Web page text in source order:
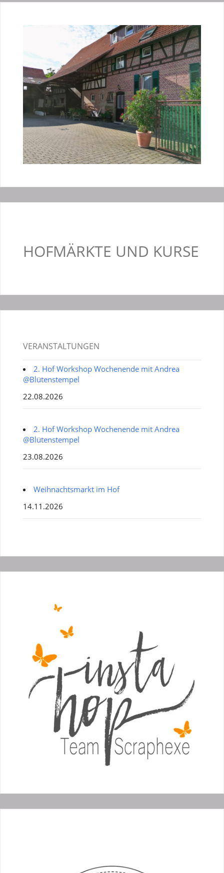
HOFMÄRKTE UND KURSE
VERANSTALTUNGEN
2. Hof Workshop Wochenende mit Andrea
@Blütenstempel
22.08.2026
2. Hof Workshop Wochenende mit Andrea
@Blütenstempel
23.08.2026
Weihnachtsmarkt im Hof
14.11.2026